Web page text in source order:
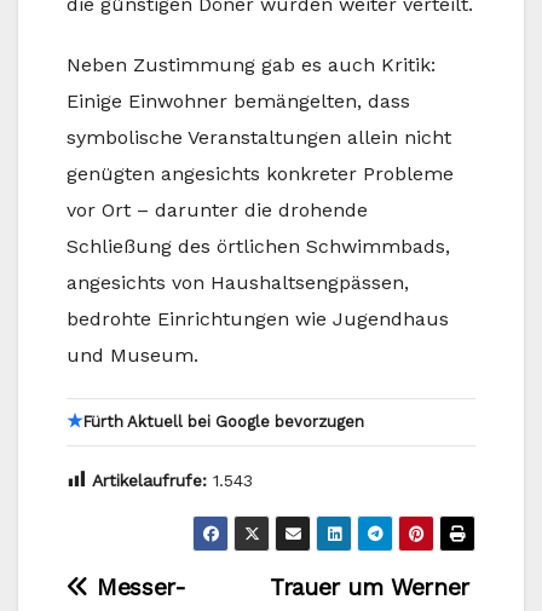
Neben Zustimmung gab es auch Kritik:
Einige Einwohner bemängelten, dass
symbolische Veranstaltungen allein nicht
genügten angesichts konkreter Probleme
vor Ort – darunter die drohende
Schließung des örtlichen Schwimmbads,
angesichts von Haushaltsengpässen,
bedrohte Einrichtungen wie Jugendhaus
und Museum.
★Fürth Aktuell bei Google bevorzugen
Artikelaufrufe: 1.543
Beitragsnavigation
Trauer um Werner
Messer-